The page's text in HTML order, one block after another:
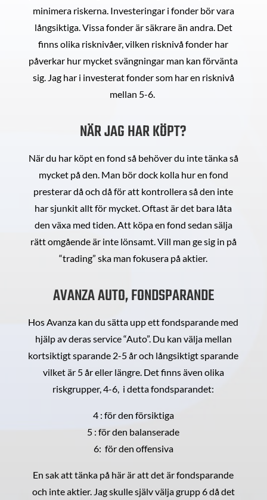
minimera riskerna. Investeringar i fonder bör vara
långsiktiga. Vissa fonder är säkrare än andra. Det
finns olika risknivåer, vilken risknivå fonder har
påverkar hur mycket svängningar man kan förvänta
sig. Jag har i investerat fonder som har en risknivå
mellan 5-6.
NÄR JAG HAR KÖPT?
När du har köpt en fond så behöver du inte tänka så
mycket på den. Man bör dock kolla hur en fond
presterar då och då för att kontrollera så den inte
har sjunkit allt för mycket. Oftast är det bara låta
den växa med tiden. Att köpa en fond sedan sälja
rätt omgående är inte lönsamt. Vill man ge sig in på
“trading” ska man fokusera på aktier.
AVANZA AUTO, FONDSPARANDE
Hos Avanza kan du sätta upp ett fondsparande med
hjälp av deras service “Auto”. Du kan välja mellan
kortsiktigt sparande 2-5 år och långsiktigt sparande
vilket är 5 år eller längre. Det finns även olika
riskgrupper, 4-6, i detta fondsparandet:
4 : för den försiktiga
5 : för den balanserade
6: för den offensiva
En sak att tänka på här är att det är fondsparande
och inte aktier. Jag skulle själv välja grupp 6 då det